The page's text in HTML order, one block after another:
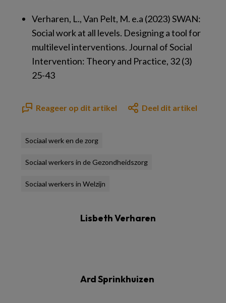
Verharen, L., Van Pelt, M. e.a (2023) SWAN:
Social work at all levels. Designing a tool for
multilevel interventions. Journal of Social
Intervention: Theory and Practice, 32 (3)
25-43
Reageer op dit artikel Deel dit artikel
Sociaal werk en de zorg
Sociaal werkers in de Gezondheidszorg
Sociaal werkers in Welzijn
Lisbeth Verharen
Ard Sprinkhuizen